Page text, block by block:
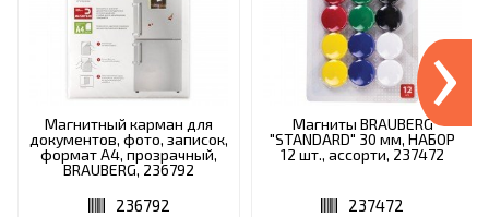
Магнитный карман для
документов, фото, записок,
формат А4, прозрачный,
BRAUBERG, 236792
236792
Магниты BRAUBERG
"STANDARD" 30 мм, НАБОР
12 шт., ассорти, 237472
237472
›